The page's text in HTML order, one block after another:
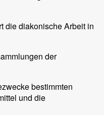
die diakonische Arbeit in
der
bestimmten
und die